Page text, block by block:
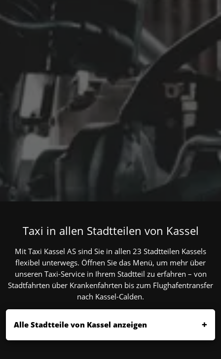
Ob früh morgens, spät in der Nacht oder an
Feiertagen: Taxi Kassel AS ist rund um die Uhr für Sie
da
Sichere & komfortable Fahrten
Gepflegte Fahrzeuge, freundliche Fahrer und sichere
Fahrweise – damit Sie Ihre Fahrt entspannt genießen
können
Faire & transparente Preise
Wir fahren nach dem offiziellen Taxitarif Kassel.
Keine versteckten Kosten – Sie wissen immer, womit
Sie rechnen können
Taxi in allen Stadtteilen von Kassel
Mit Taxi Kassel AS sind Sie in allen 23 Stadtteilen Kassels
flexibel unterwegs. Öffnen Sie das Menü, um mehr über
unseren Taxi-Service in Ihrem Stadtteil zu erfahren – von
Stadtfahrten über Krankenfahrten bis zum Flughafentransfer
nach Kassel-Calden.
Alle Stadtteile von Kassel anzeigen